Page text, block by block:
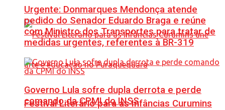
Festival Literário para as Infâncias Curumins
Urgente: Donmarques Mendonça atende
pedido do Senador Eduardo Braga e reúne
com Ministro dos Transportes para tratar de
medidas urgentes, referentes à BR-319
Governo Lula sofre dupla derrota e perde
comando da CPMI do INSS